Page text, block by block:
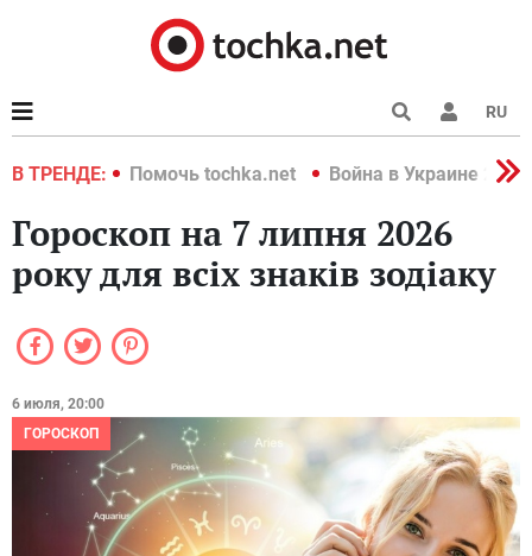
RU
В ТРЕНДЕ:
2022 Помочь tochka.net Война в Украине 2022
Гороскоп на 7 липня 2026
року для всіх знаків зодіаку
6 июля, 20:00
ГОРОСКОП